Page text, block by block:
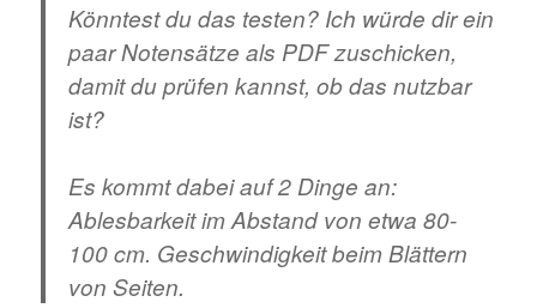
Könntest du das testen? Ich würde dir ein
paar Notensätze als PDF zuschicken,
damit du prüfen kannst, ob das nutzbar
ist?
Es kommt dabei auf 2 Dinge an:
Ablesbarkeit im Abstand von etwa 80-
100 cm. Geschwindigkeit beim Blättern
von Seiten.